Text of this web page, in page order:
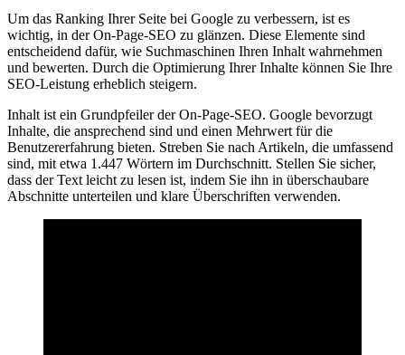
Um das Ranking Ihrer Seite bei Google zu verbessern, ist es
wichtig, in der On-Page-SEO zu glänzen. Diese Elemente sind
entscheidend dafür, wie Suchmaschinen Ihren Inhalt wahrnehmen
und bewerten. Durch die Optimierung Ihrer Inhalte können Sie Ihre
SEO-Leistung erheblich steigern.
Inhalt ist ein Grundpfeiler der On-Page-SEO. Google bevorzugt
Inhalte, die ansprechend sind und einen Mehrwert für die
Benutzererfahrung bieten. Streben Sie nach Artikeln, die umfassend
sind, mit etwa 1.447 Wörtern im Durchschnitt. Stellen Sie sicher,
dass der Text leicht zu lesen ist, indem Sie ihn in überschaubare
Abschnitte unterteilen und klare Überschriften verwenden.